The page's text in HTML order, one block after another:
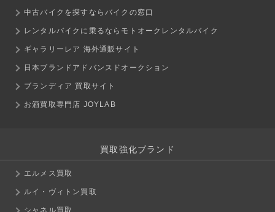
中古バイクを探すならバイクの窓口
レンタルバイクに乗るならモトオークレンタルバイク
ギャラリーレア 海外通販サイト
日本ブランドアドバンスドオークション
ブランディア 買取サイト
お酒買取専門店 JOYLAB
買取強化ブランド
エルメス買取
ルイ・ヴィトン買取
シャネル買取